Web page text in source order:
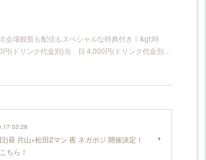
会場観覧も配信もスペシャルな特典付き！&gt;時
(ドリンク代金別)当 日 4,000円(ドリンク代金別…
03:28
)昼 片山×松田2マン 夜 ネガポジ 開催決定！
ちら！